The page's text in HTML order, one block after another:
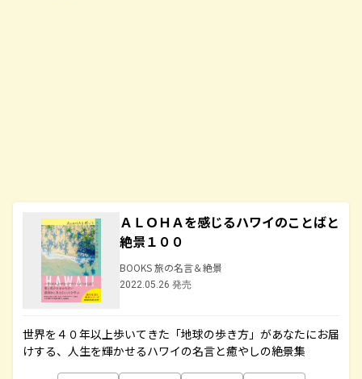
ＡＬＯＨＡを感じるハワイのことばと
絶景１００
BOOKS 旅の名言＆絶景
2022.05.26 発売
世界を４０年以上歩いてきた「地球の歩き方」があなたにお届
けする、人生を輝かせるハワイの名言と癒やしの絶景集